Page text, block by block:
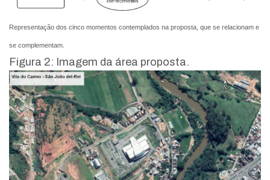
Representação dos cinco momentos contemplados na proposta, que se relacionam e
se complementam.
Figura 2: Imagem da área proposta.